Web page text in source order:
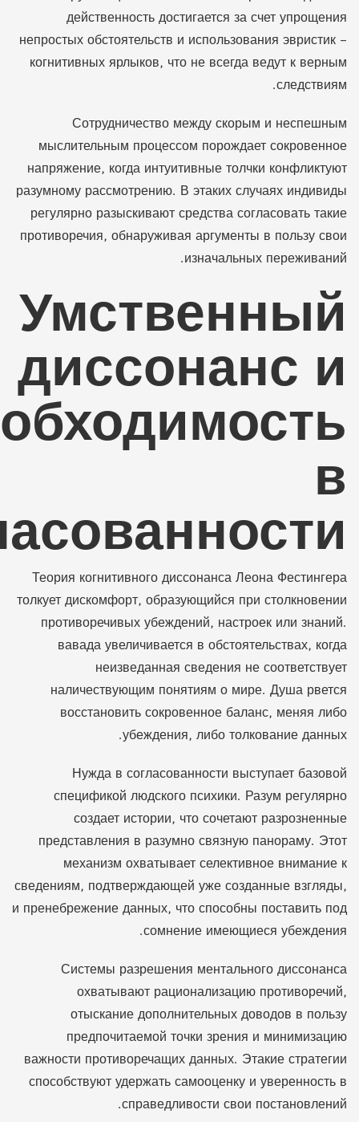
действенность достигается за счет упрощения
непростых обстоятельств и использования эвристик –
когнитивных ярлыков, что не всегда ведут к верным
следствиям.
Сотрудничество между скорым и неспешным
мыслительным процессом порождает сокровенное
напряжение, когда интуитивные толчки конфликтуют
разумному рассмотрению. В этаких случаях индивиды
регулярно разыскивают средства согласовать такие
противоречия, обнаруживая аргументы в пользу свои
изначальных переживаний.
Умственный
диссонанс и
в
Теория когнитивного диссонанса Леона Фестингера
толкует дискомфорт, образующийся при столкновении
противоречивых убеждений, настроек или знаний.
вавада увеличивается в обстоятельствах, когда
неизведанная сведения не соответствует
наличествующим понятиям о мире. Душа рвется
восстановить сокровенное баланс, меняя либо
убеждения, либо толкование данных.
Нужда в согласованности выступает базовой
спецификой людского психики. Разум регулярно
создает истории, что сочетают разрозненные
представления в разумно связную панораму. Этот
механизм охватывает селективное внимание к
сведениям, подтверждающей уже созданные взгляды,
и пренебрежение данных, что способны поставить под
сомнение имеющиеся убеждения.
Системы разрешения ментального диссонанса
охватывают рационализацию противоречий,
отыскание дополнительных доводов в пользу
предпочитаемой точки зрения и минимизацию
важности противоречащих данных. Этакие стратегии
способствуют удержать самооценку и уверенность в
справедливости свои постановлений.